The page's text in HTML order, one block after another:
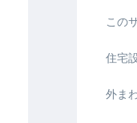
この
住宅
外ま